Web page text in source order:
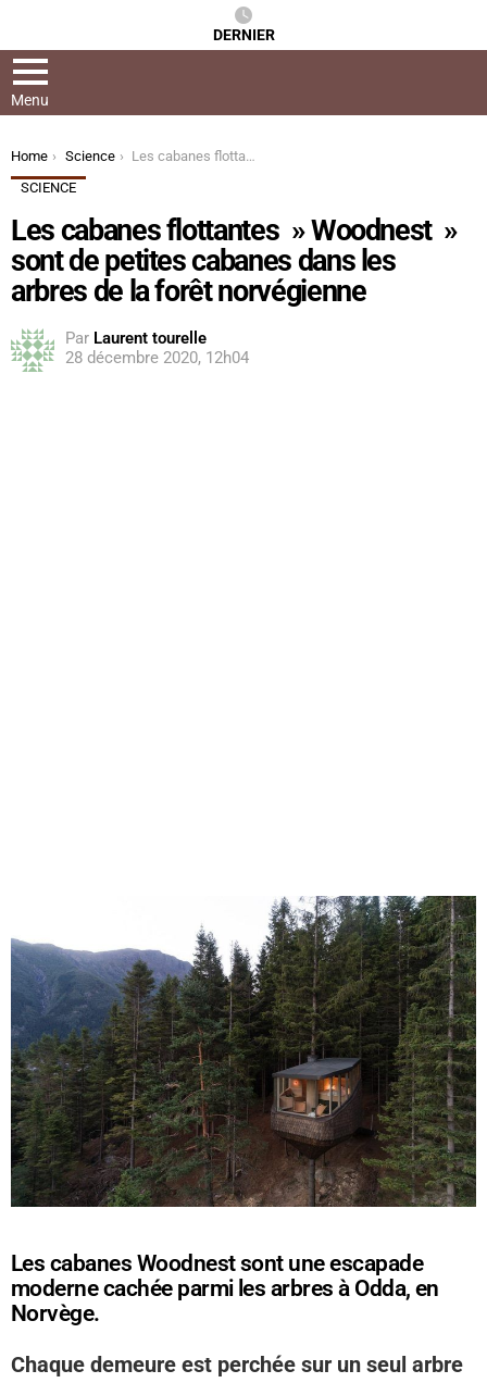
DERNIER
Menu
You are here:
Home Science
Les cabanes flottantes » Woodnest » sont de petites cabanes dans les arbres de la forêt norvégienne
SCIENCE
Les cabanes flottantes » Woodnest »
sont de petites cabanes dans les
arbres de la forêt norvégienne
Par Laurent tourelle
28 décembre 2020, 12h04
Les cabanes Woodnest sont une escapade
moderne cachée parmi les arbres à Odda, en
Norvège.
Chaque demeure est perchée sur un seul arbre